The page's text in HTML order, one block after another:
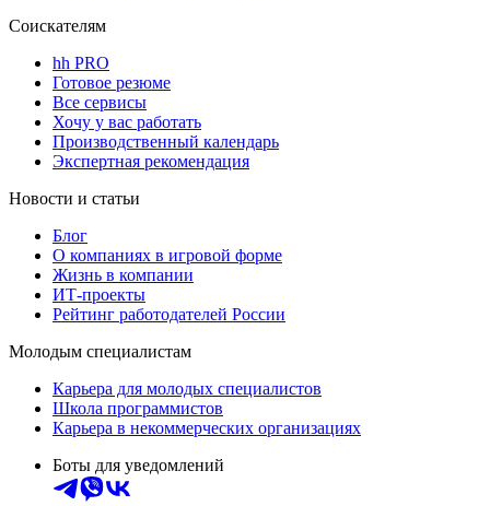
Соискателям
hh PRO
Готовое резюме
Все сервисы
Хочу у вас работать
Производственный календарь
Экспертная рекомендация
Новости и статьи
Блог
О компаниях в игровой форме
Жизнь в компании
ИТ-проекты
Рейтинг работодателей России
Молодым специалистам
Карьера для молодых специалистов
Школа программистов
Карьера в некоммерческих организациях
Боты для уведомлений